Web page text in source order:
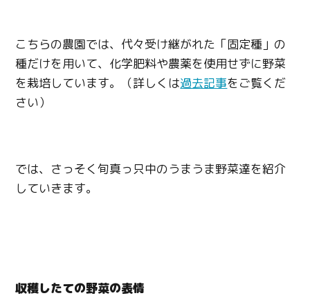
こちらの農園では、代々受け継がれた「固定種」の
種だけを用いて、化学肥料や農薬を使用せずに野菜
を栽培しています。（詳しくは過去記事をご覧くだ
さい）
では、さっそく旬真っ只中のうまうま野菜達を紹介
していきます。
収穫したての野菜の表情